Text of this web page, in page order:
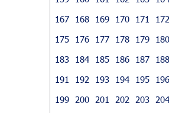
167
168 169 170 171 172
175
176 177 178 179 180
183
184 185 186 187 188
191
192 193 194 195 196
199
200 201 202 203 204